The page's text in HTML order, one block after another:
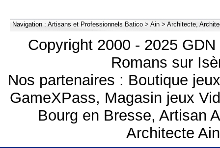
Navigation : Artisans et Professionnels Batico > Ain > Architecte,
Copyright 2000 - 2025
Romans sur
Nos partenaires : Boutique
GameXPass, Magasin jeux
Bourg en Bresse, Artisan
Architecte